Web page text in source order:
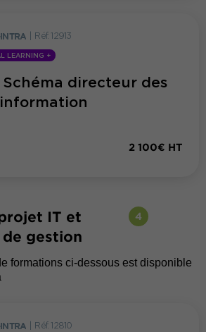
Réf. 12913
LEARNING +
directeur des
2 100€ HT
IT et
gestion
4
formations ci-dessous est disponible
Réf. 12810